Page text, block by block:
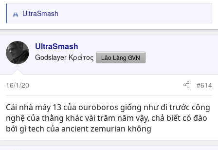
R
e
c
t
i
o
n
s
UltraSmash
UltraSmash
Godslayer Κράτος Lão Làng GVN
16/1/20 #614
Cái nhà máy 13 của ouroboros giống như đi trước công
nghệ của thằng khác vài trăm năm vậy, chả biết có đào
bới gì tech của ancient zemurian không